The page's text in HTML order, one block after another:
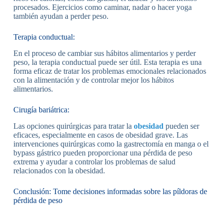
procesados. Ejercicios como caminar, nadar o hacer yoga
también ayudan a perder peso.
Terapia conductual:
En el proceso de cambiar sus hábitos alimentarios y perder
peso, la terapia conductual puede ser útil. Esta terapia es una
forma eficaz de tratar los problemas emocionales relacionados
con la alimentación y de controlar mejor los hábitos
alimentarios.
Cirugía bariátrica:
Las opciones quirúrgicas para tratar la obesidad pueden ser
eficaces, especialmente en casos de obesidad grave. Las
intervenciones quirúrgicas como la gastrectomía en manga o el
bypass gástrico pueden proporcionar una pérdida de peso
extrema y ayudar a controlar los problemas de salud
relacionados con la obesidad.
Conclusión: Tome decisiones informadas sobre las píldoras de
pérdida de peso